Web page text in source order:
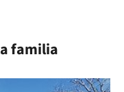
familia